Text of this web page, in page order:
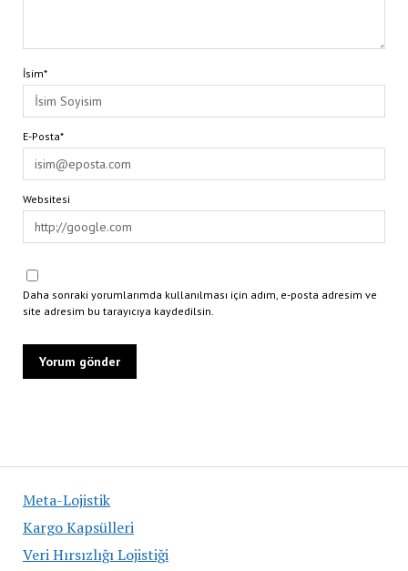
Meta-Lojistik
Kargo Kapsülleri
Veri Hırsızlığı Lojistiği
İsim*
E-Posta*
Websitesi
Daha sonraki yorumlarımda kullanılması için adım, e-posta adresim ve
site adresim bu tarayıcıya kaydedilsin.